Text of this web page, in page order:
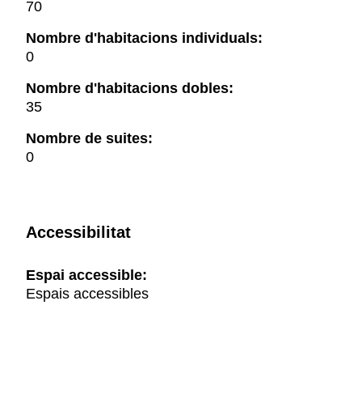
70
Nombre d'habitacions individuals:
0
Nombre d'habitacions dobles:
35
Nombre de suites:
0
Accessibilitat
Espai accessible:
Espais accessibles